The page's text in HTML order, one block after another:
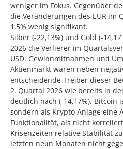
weniger im Fokus. Gegenüber
die Veränderungen des EUR im
1,5% wenig signifikant.
Silber (-22,13%) und Gold (-
2026 die Verlierer im
USD. Gewinnmitnahmen und
Aktienmarkt waren neben
entscheidende Treiber dieser
2. Quartal 2026 wie bereits in
deutlich nach (-14,17%). Bitcoin
sondern als Krypto-Anlage eine
Funktionalität, als nicht
Krisenzeiten relative Stabilität
letzten neun Monaten nicht